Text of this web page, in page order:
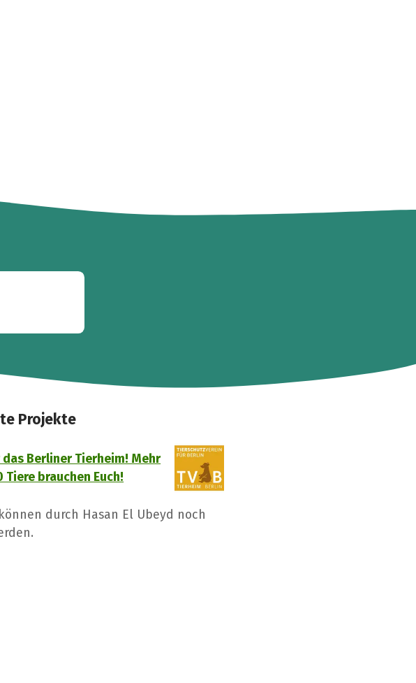
Projekte
Berliner Tierheim! Mehr
Tiere brauchen Euch!
durch Hasan El Ubeyd noch